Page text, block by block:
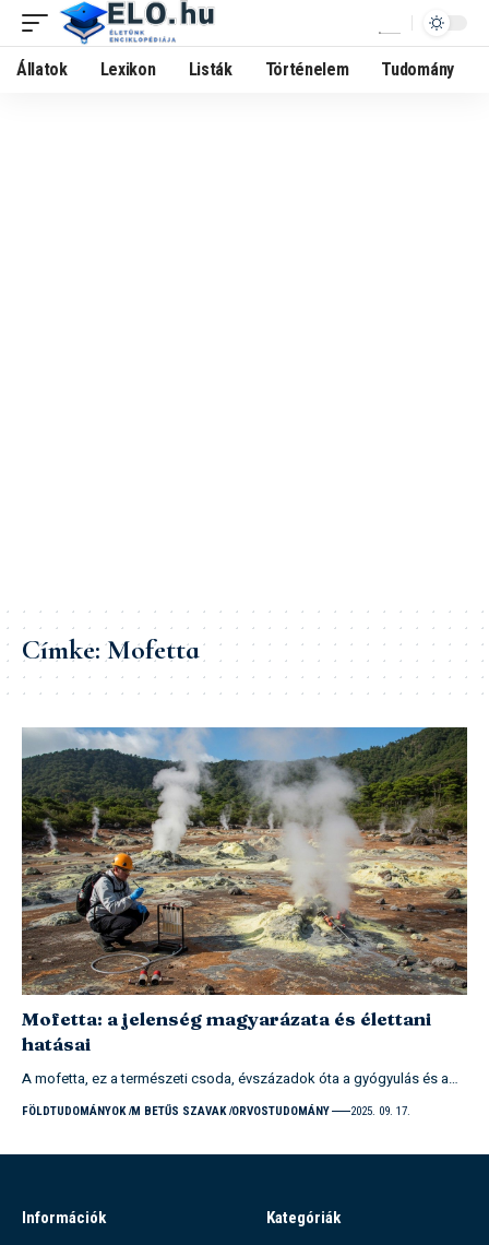
Állatok Lexikon Listák Történelem Tudomány
Címke:Mofetta
Mofetta: a jelenség magyarázata és élettani
hatásai
A mofetta, ez a természeti csoda, évszázadok óta a gyógyulás és a…
FÖLDTUDOMÁNYOK M BETŰS SZAVAK ORVOSTUDOMÁNY 2025. 09. 17.
Információk
Kategóriák